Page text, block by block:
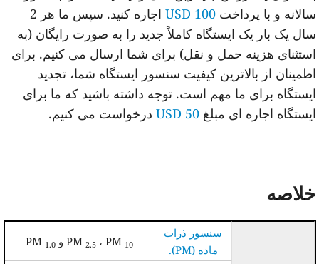
و با پرداخت100 USD اجاره کنید.
سپس ما هر 2
یک بار یک ایستگاه کاملاً جدید را به صورت رایگان (به
هزینه حمل و نقل) برای شما ارسال می کنیم. برای
از بالاترین کیفیت سنسور ایستگاه شما، تجدید
برای ما مهم است. توجه داشته باشید که ما برای
اجاره ای مبلغ50 USD درخواست می کنیم.
سنسور ذرات
ماده (PM).
PM2.5 ، PM10 و PM 1.0